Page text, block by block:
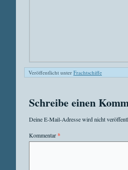
Veröffentlicht unter Frachtschiffe
Schreibe einen
Deine E-Mail-Adresse wird nicht
Kommentar*